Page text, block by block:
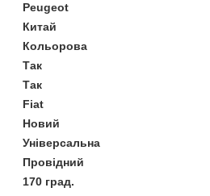
Peugeot
Китай
Кольорова
Так
Так
Fiat
Новий
Універсальна
Провідний
170 град.